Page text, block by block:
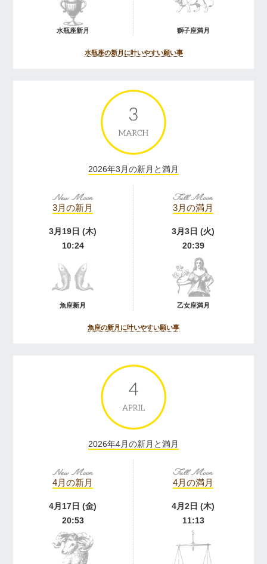
水瓶座新月 獅子座満月
水瓶座の新月に叶いやすい願い事
2026年3月の新月と満月
3月の新月
3月19日 (木)
10:24
魚座新月
3月の満月
3月3日 (火)
20:39
乙女座満月
魚座の新月に叶いやすい願い事
2026年4月の新月と満月
4月の新月
4月17日 (金)
20:53
4月の満月
4月2日 (木)
11:13